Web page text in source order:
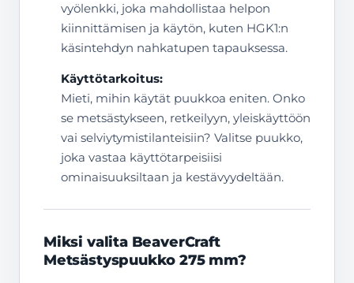
vyölenkki, joka mahdollistaa helpon
kiinnittämisen ja käytön, kuten HGK1:n
käsintehdyn nahkatupen tapauksessa.
Käyttötarkoitus:
Mieti, mihin käytät puukkoa eniten. Onko
se metsästykseen, retkeilyyn, yleiskäyttöön
vai selviytymistilanteisiin? Valitse puukko,
joka vastaa käyttötarpeisiisi
ominaisuuksiltaan ja kestävyydeltään.
Miksi valita BeaverCraft
Metsästyspuukko 275 mm?